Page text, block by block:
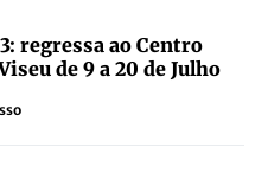
regressa ao Centro
de 9 a 20 de Julho